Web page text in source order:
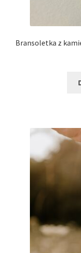
Bransoletka z